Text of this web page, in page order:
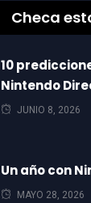
Checa
10
Nintendo
JUNIO 8, 2026
Un año con
MAYO 28, 2026